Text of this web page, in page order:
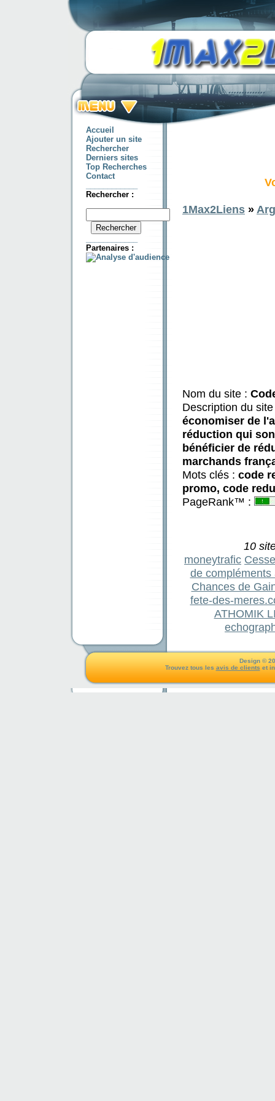
Accueil
Ajouter un site
Rechercher
Derniers sites
Top Recherches
Contact
Rechercher :
Partenaires :
1Max2Liens »
Nom du site :
Description du
économiser de
réduction qui
bénéficier de
marchands
Mots clés : code
promo, code
PageRank™ :
10
moneytrafic
de compléments
Chances de
fete-des-
ATHOMIK
Design ©
Trouvez tous les avis de clients et